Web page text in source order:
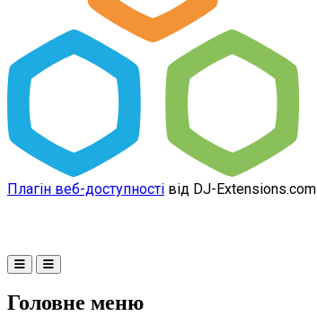
Плагін веб-доступності від DJ-Extensions.com
Головне меню